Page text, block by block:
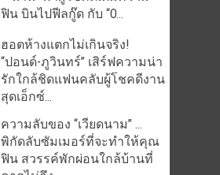
ฟิน บินไปฟีลกู๊ด กับ “O...
ฮอตห้างแตกไม่เกินจริง!
“ปอนด์-ภูวินทร์” เสิร์ฟความน่า
รักใกล้ชิดแฟนคลับผู้โชคดีงาน
สุดเอ็กซ์...
ความลับของ “เวียดนาม” …
พิกัดลับซัมเมอร์ที่จะทำให้คุณ
ฟิน สวรรค์พักผ่อนใกล้บ้านที่